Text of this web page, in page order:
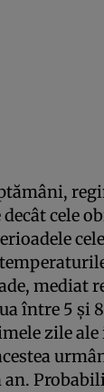
cele
mediat
între 5 şi
zile
an.